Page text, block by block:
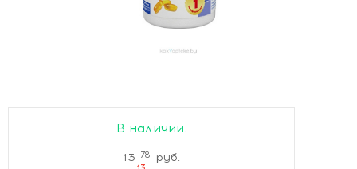
В наличии.
13 78 руб.